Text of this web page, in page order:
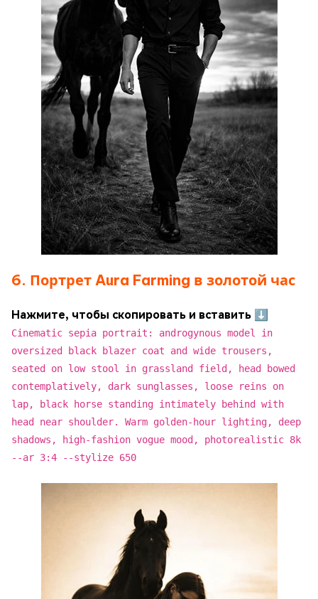
6. Портрет Aura Farming в золотой час
Нажмите, чтобы скопировать и вставить ⬇
Cinematic sepia portrait: androgynous model in
oversized black blazer coat and wide trousers,
seated on low stool in grassland field, head bowed
contemplatively, dark sunglasses, loose reins on
lap, black horse standing intimately behind with
head near shoulder. Warm golden-hour lighting, deep
shadows, high-fashion vogue mood, photorealistic 8k
--ar 3:4 --stylize 650